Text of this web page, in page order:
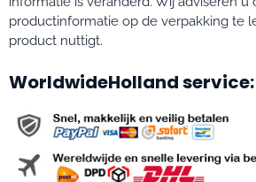
productinformatie op de verpakking te
product nuttigt.
WorldwideHolland service: